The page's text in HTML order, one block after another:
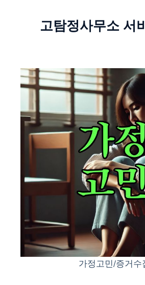
고탐정사무소 서
가정고민/증거수